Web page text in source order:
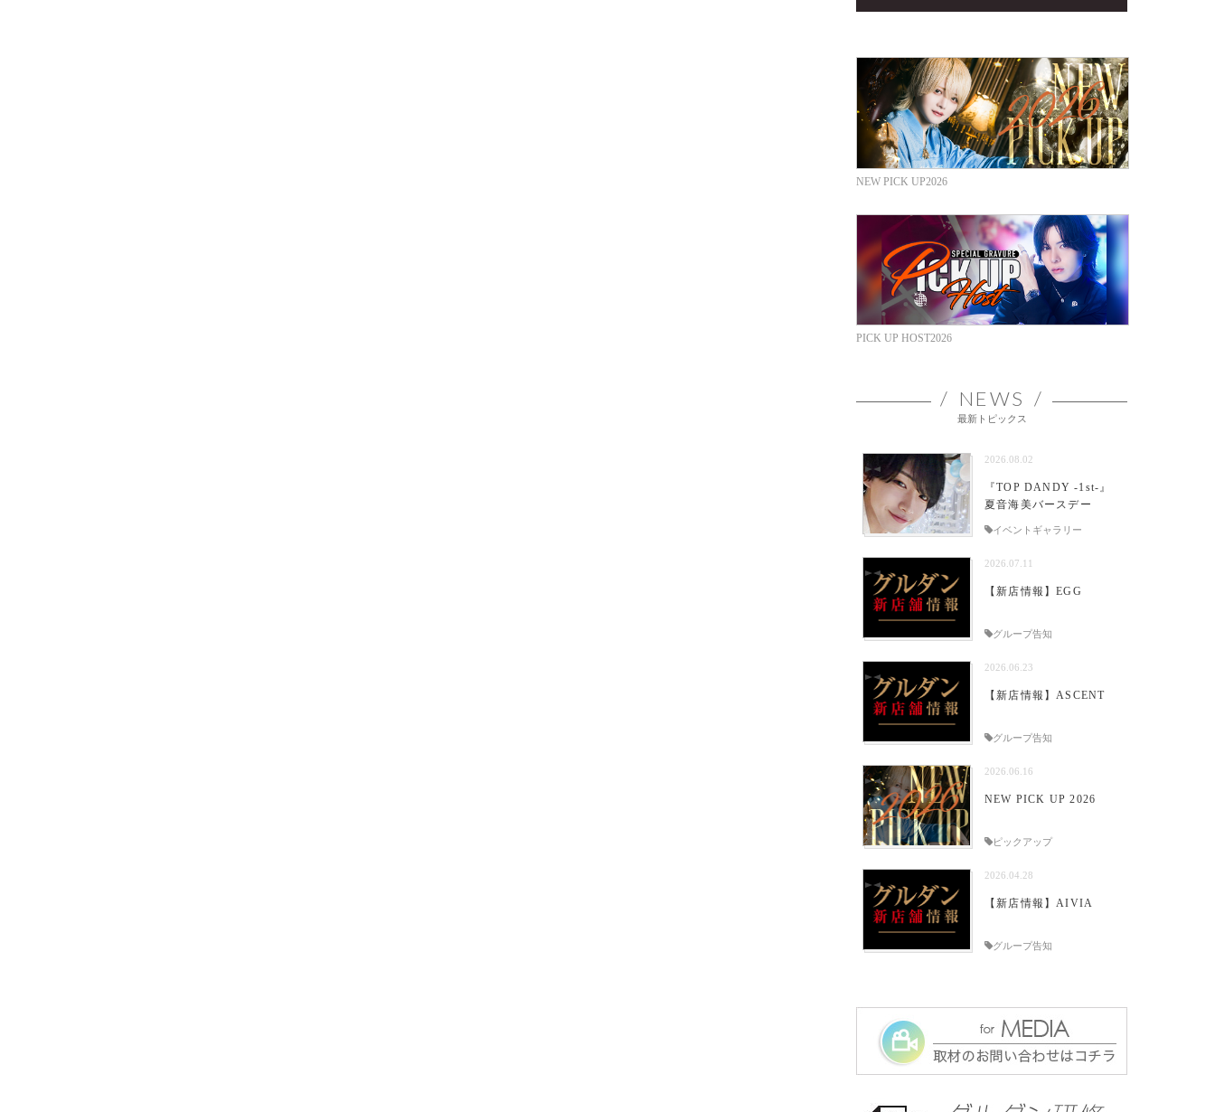
NEW PICK UP2026
PICK UP HOST2026
NEWS
最新トピックス
2026.08.02
『TOP DANDY -1st-』
夏音海美バースデー
イベントギャラリー
2026.07.11
【新店情報】EGG
グループ告知
2026.06.23
【新店情報】ASCENT
グループ告知
2026.06.16
NEW PICK UP 2026
ピックアップ
2026.04.28
【新店情報】AIVIA
グループ告知